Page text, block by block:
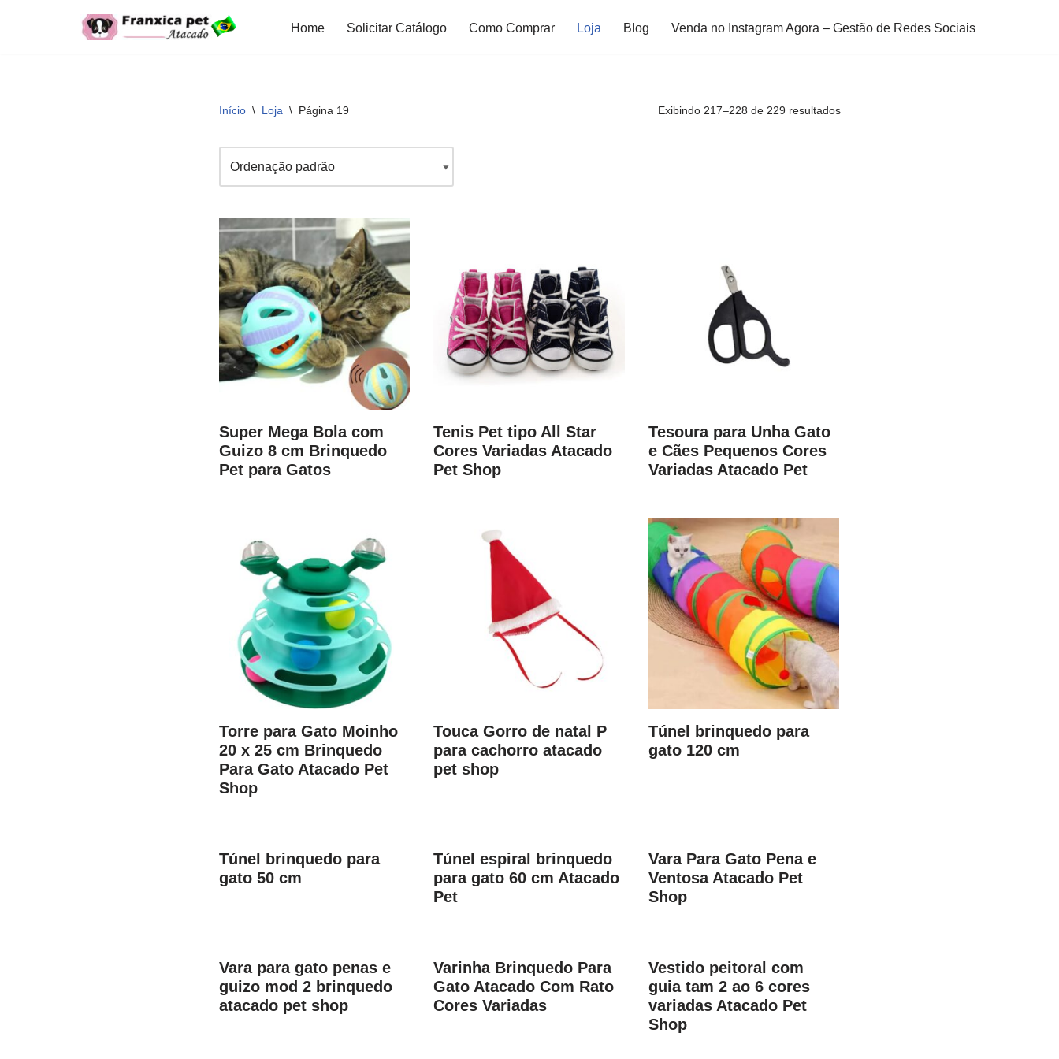
Home Solicitar Catálogo Como Comprar Loja Blog Venda no Instagram Agora – Gestão de Redes Sociais
Início \ Loja \ Página 19 Exibindo 217–228 de 229 resultados
Super Mega Bola com
Guizo 8 cm Brinquedo
Pet para Gatos
Tenis Pet tipo All Star
Cores Variadas Atacado
Pet Shop
Tesoura para Unha Gato
e Cães Pequenos Cores
Variadas Atacado Pet
Torre para Gato Moinho
20 x 25 cm Brinquedo
Para Gato Atacado Pet
Shop
Touca Gorro de natal P
para cachorro atacado
pet shop
Túnel brinquedo para
gato 120 cm
Túnel brinquedo para
gato 50 cm
Túnel espiral brinquedo
para gato 60 cm Atacado
Pet
Vara Para Gato Pena e
Ventosa Atacado Pet
Shop
Vara para gato penas e
guizo mod 2 brinquedo
atacado pet shop
Varinha Brinquedo Para
Gato Atacado Com Rato
Cores Variadas
Vestido peitoral com
guia tam 2 ao 6 cores
variadas Atacado Pet
Shop